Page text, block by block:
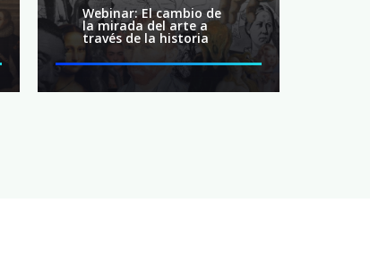
Webinar: El cambio de
la mirada del arte a
través de la historia